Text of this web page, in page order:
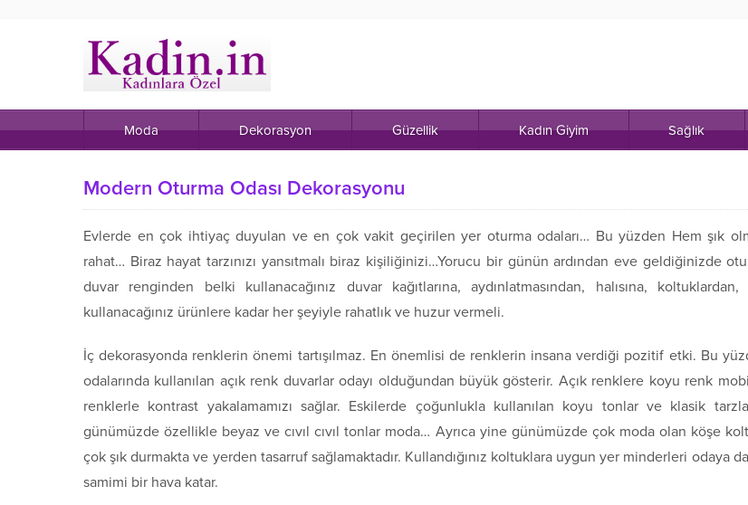
Moda Dekorasyon Güzellik Kadın Giyim Sağlık
Modern Oturma Odası Dekorasyonu
Evlerde en çok ihtiyaç duyulan ve en çok vakit geçirilen yer oturma odaları… Bu yüzden Hem şık
rahat… Biraz hayat tarzınızı yansıtmalı biraz kişiliğinizi…Yorucu bir günün ardından eve geldiğinizde
duvar renginden belki kullanacağınız duvar kağıtlarına, aydınlatmasından, halısına,
kullanacağınız ürünlere kadar her şeyiyle rahatlık ve huzur vermeli.
İç dekorasyonda renklerin önemi tartışılmaz. En önemlisi de renklerin insana verdiği pozitif etki. Bu
odalarında kullanılan açık renk duvarlar odayı olduğundan büyük gösterir. Açık renklere koyu renk
renklerle kontrast yakalamamızı sağlar. Eskilerde çoğunlukla kullanılan koyu tonlar ve klasik
günümüzde özellikle beyaz ve cıvıl cıvıl tonlar moda… Ayrıca yine günümüzde çok moda olan köşe
çok şık durmakta ve yerden tasarruf sağlamaktadır. Kullandığınız koltuklara uygun yer minderleri odaya
samimi bir hava katar.